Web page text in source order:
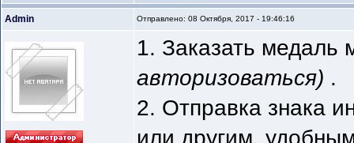
Admin Отправлено: 08 Октября, 2017 - 19:46:16
1. Заказать
авторизоваться) .
2. Отправка знака
или другим,